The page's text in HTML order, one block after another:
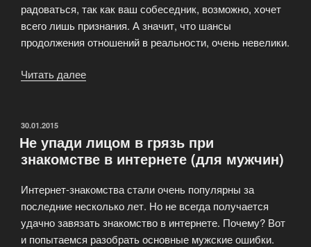
радоваться, так как ваш собеседник, возможно, хочет
всего лишь признания. А значит, что шансы
продолжения отношений в реальности, очень невелики.
Читать далее
ОПУБЛИКОВАНО
30.01.2015
Не упади лицом в грязь при
знакомстве в интернете (для мужчин)
Интернет-знакомства стали очень популярны за
последние несколько лет. Но не всегда получается
удачно завязать знакомство в интернете. Почему? Вот
и попытаемся разобрать основные мужские ошибки.